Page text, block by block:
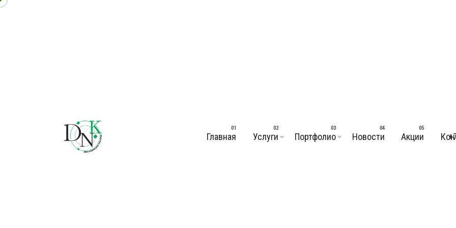
Главная Услуги Портфолио Новости Акции